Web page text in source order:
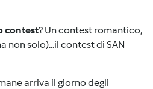
contest? Un contest romantico,
non solo)...il contest di SAN
arriva il giorno degli